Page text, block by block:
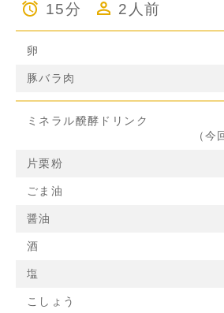
15分 2人前
卵
豚バラ肉
ミネラル醗酵ドリンク
（今
片栗粉
ごま油
醤油
酒
塩
こしょう